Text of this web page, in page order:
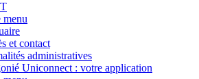
menu
et contact
administratives
Uniconnect : votre application